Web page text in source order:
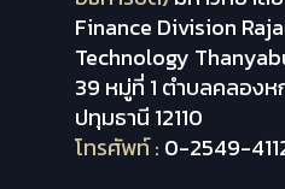
Finance Division
Technology
39 หมู่ที่ 1 ตำบลคลอง
ปทุมธานี 12110
โทรศัพท์ : 0-2549-